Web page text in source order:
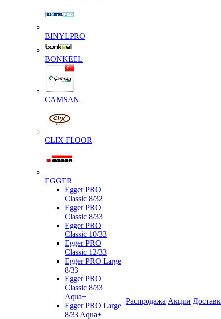
BINYLPRO
BONKEEL
CAMSAN
CLIX FLOOR
EGGER
Egger PRO
Classic 8/32
Egger PRO
Classic 8/33
Egger PRO
Classic 10/33
Egger PRO
Classic 12/33
Egger PRO Large
8/33
Egger PRO
Classic 8/33
Aqua+
Egger PRO Large
8/33 Aqua+
Распродажа Акции